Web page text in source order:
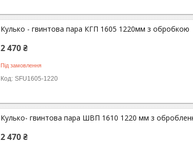
Кулько - гвинтова пара КГП 1605 1220мм з обробкою
2 470 ₴
Під замовлення
SFU1605-1220
Кулько- гвинтова пара ШВП 1610 1220 мм з
2 470 ₴